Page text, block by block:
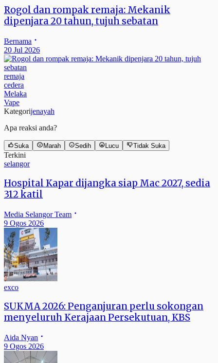
Rogol dan rompak remaja: Mekanik
dipenjara 20 tahun, tujuh sebatan
Bernama
20 Jul 2026
remaja
cedera
Melaka
Vape
Kategorijenayah
Apa reaksi anda?
Suka Marah Sedih Lucu Tidak Suka
Terkini
selangor
Hospital Kapar dijangka siap Mac 2027, sedia
312 katil
Media Selangor Team
9 Ogos 2026
exco
SUKMA 2026: Penganjuran perlu sokongan
menyeluruh Kerajaan Persekutuan, KBS
Aida Nyan
9 Ogos 2026